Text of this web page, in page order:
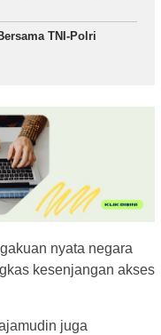
TNI-Polri
nyata negara
kesenjangan akses
juga